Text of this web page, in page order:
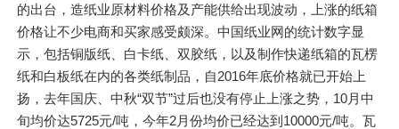
的出台，造纸业原材料价格及产能供给出现波动，上涨的纸箱
价格让不少电商和买家感受颇深。中国纸业网的统计数字显
示，包括铜版纸、白卡纸、双胶纸，以及制作快递纸箱的瓦楞
纸和白板纸在内的各类纸制品，自2016年底价格就已开始上
扬，去年国庆、中秋“双节”过后也没有停止上涨之势，10月中
旬均价达5725元/吨，今年2月份均价已经达到10000元/吨。瓦